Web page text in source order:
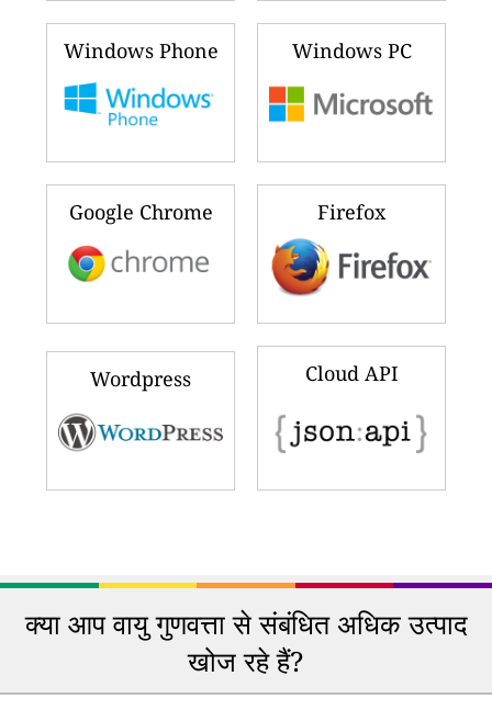
Windows Phone Windows PC
Google Chrome Firefox
Wordpress Cloud API
क्या आप वायु गुणवत्ता से संबंधित अधिक उत्पाद
खोज रहे हैं?